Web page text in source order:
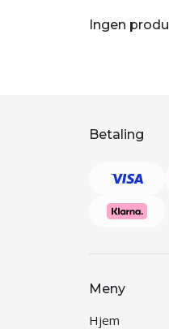
Ingen
Betaling
Meny
Hjem